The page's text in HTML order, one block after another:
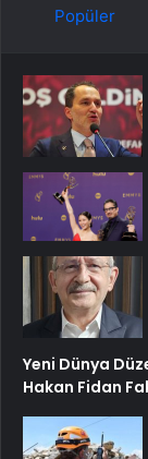
Popüler
Yeni Dünya
Hakan Fidan